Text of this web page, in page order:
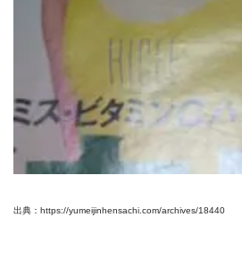
出典：https://yumeijinhensachi.com/archives/18440